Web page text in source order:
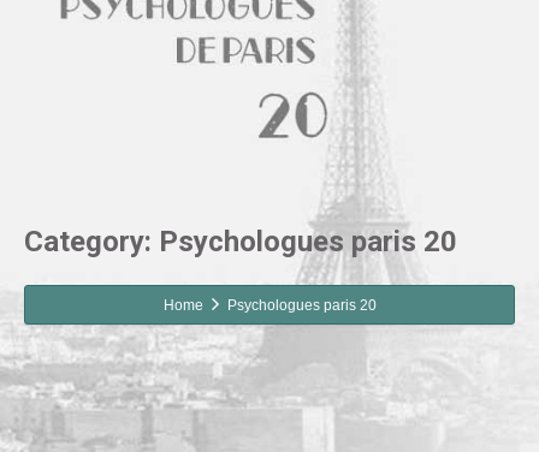
Category: Psychologues paris 20
Home Psychologues paris 20